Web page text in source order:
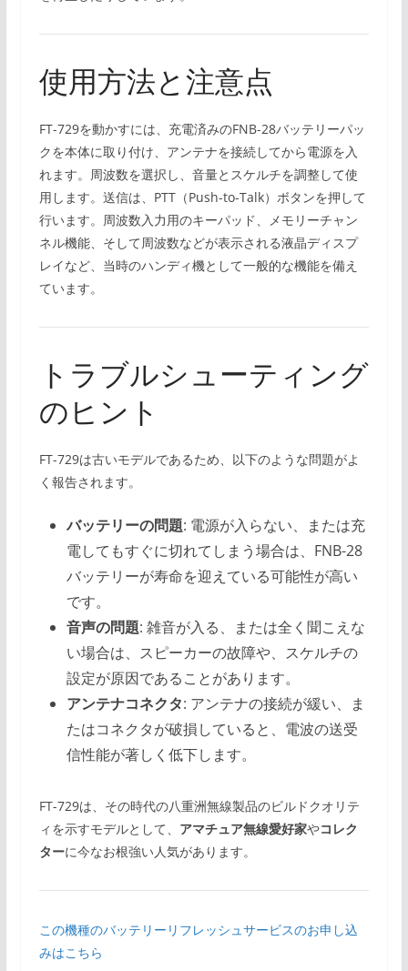
使用方法と注意点
FT-729を動かすには、充電済みのFNB-28バッテリーパッ
クを本体に取り付け、アンテナを接続してから電源を入
れます。周波数を選択し、音量とスケルチを調整して使
用します。送信は、PTT（Push-to-Talk）ボタンを押して
行います。周波数入力用のキーパッド、メモリーチャン
ネル機能、そして周波数などが表示される液晶ディスプ
レイなど、当時のハンディ機として一般的な機能を備え
ています。
トラブルシューティング
のヒント
FT-729は古いモデルであるため、以下のような問題がよ
く報告されます。
バッテリーの問題: 電源が入らない、または充
電してもすぐに切れてしまう場合は、FNB-28
バッテリーが寿命を迎えている可能性が高い
です。
音声の問題: 雑音が入る、または全く聞こえな
い場合は、スピーカーの故障や、スケルチの
設定が原因であることがあります。
アンテナコネクタ: アンテナの接続が緩い、ま
たはコネクタが破損していると、電波の送受
信性能が著しく低下します。
FT-729は、その時代の八重洲無線製品のビルドクオリテ
ィを示すモデルとして、 アマチュア無線愛好家やコレク
ターに今なお根強い人気があります。
この機種のバッテリーリフレッシュサービスのお申し込
みはこちら